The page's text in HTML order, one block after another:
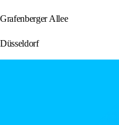
Grafenberger Allee
Düsseldorf